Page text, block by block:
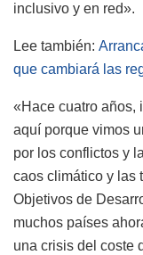
inclusivo y en red».
Lee también:
que cambiará las
«Hace cuatro años,
aquí porque vimos
por los conflictos y
caos climático y las
Objetivos de
muchos países
una crisis del coste